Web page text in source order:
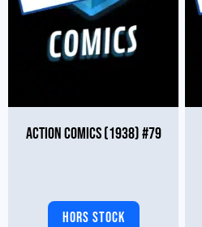
ACTION COMICS (1938) #79
HORS STOCK